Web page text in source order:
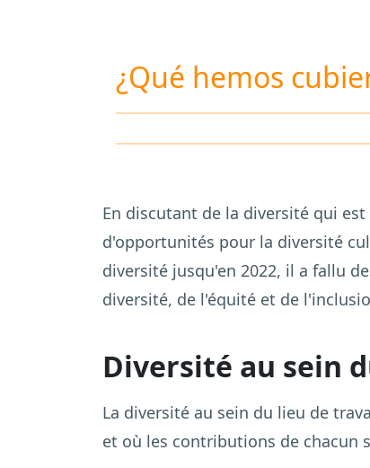
¿Qué hemos
En discutant de la diversité qui
d'opportunités pour la diversité
diversité jusqu'en 2022, il a fallu
diversité, de l'équité et de
Diversité au sein
La diversité au sein du lieu de
et où les contributions de chacun